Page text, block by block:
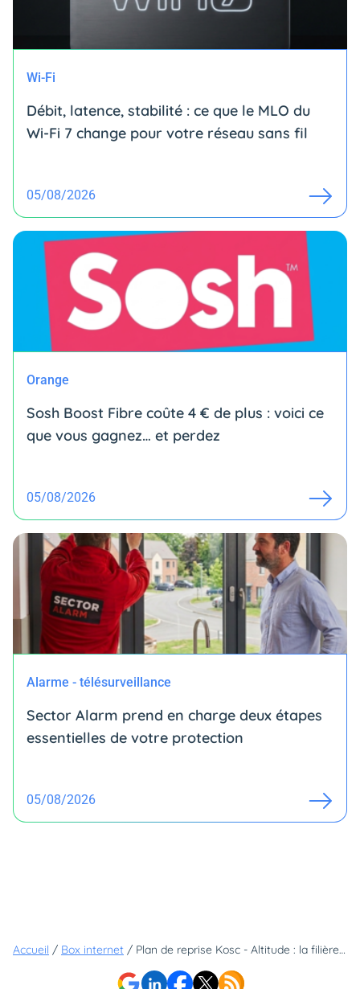
Wi-Fi
Débit, latence, stabilité : ce que le MLO du
Wi-Fi 7 change pour votre réseau sans fil
05/08/2026
Orange
Sosh Boost Fibre coûte 4 € de plus : voici ce
que vous gagnez… et perdez
05/08/2026
Alarme - télésurveillance
Sector Alarm prend en charge deux étapes
essentielles de votre protection
05/08/2026
Accueil / Box internet / Plan de reprise Kosc - Altitude : la filière et les collectivités votent pour